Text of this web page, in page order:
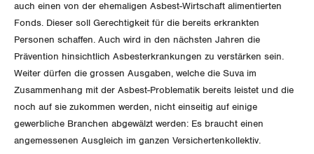
Glarus
Graubünden
Jura
Luzern
Neuenburg
auch einen von der ehemaligen Asbest-Wirtschaft alimentierten
Fonds. Dieser soll Gerechtigkeit für die bereits erkrankten
Personen schaffen. Auch wird in den nächsten Jahren die
Prävention hinsichtlich Asbesterkrankungen zu verstärken sein.
Weiter dürfen die grossen Ausgaben, welche die Suva im
Zusammenhang mit der Asbest-Problematik bereits leistet und die
noch auf sie zukommen werden, nicht einseitig auf einige
gewerbliche Branchen abgewälzt werden: Es braucht einen
angemessenen Ausgleich im ganzen Versichertenkollektiv.